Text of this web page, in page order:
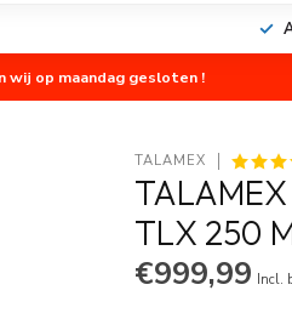
wij op maandag gesloten !
TALAMEX
TLX 250
€999,99 Incl.